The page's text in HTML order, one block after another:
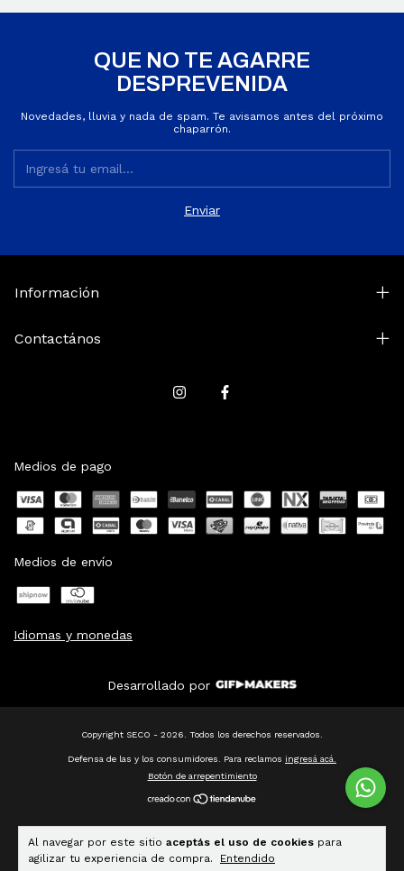
Al navegar por este sitio aceptás el uso de cookies para
agilizar tu experiencia de compra.
Entendido
QUE NO TE AGARRE
DESPREVENIDA
Novedades, lluvia y nada de spam. Te avisamos antes del próximo
chaparrón.
Información
Contactános
Medios de pago
Medios de envío
Idiomas y monedas
Desarrollado por
Copyright SECO - 2026. Todos los derechos reservados.
Defensa de las y los consumidores. Para reclamos ingresá acá.
Botón de arrepentimiento